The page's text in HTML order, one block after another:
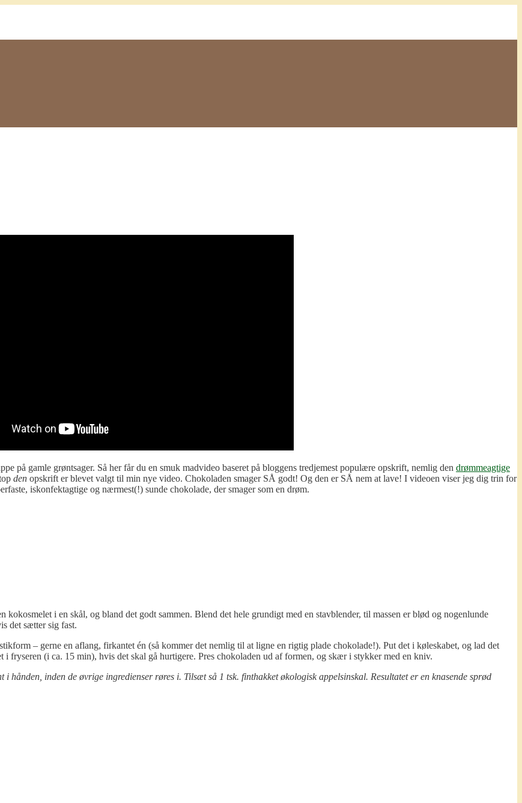
gamle grøntsager. Så her får du en smuk madvideo baseret på bloggens tredjemest populære opskrift, nemlig den drømmeagtige
den opskrift er blevet valgt til min nye video. Chokoladen smager SÅ godt! Og den er SÅ nem at lave! I videoen viser jeg dig trin for
iskonfektagtige og nærmest(!) sunde chokolade, der smager som en drøm.
kokosmelet i en skål, og bland det godt sammen. Blend det hele grundigt med en stavblender, til massen er blød og nogenlunde
det sætter sig fast.
– gerne en aflang, firkantet én (så kommer det nemlig til at ligne en rigtig plade chokolade!). Put det i køleskabet, og lad det
fryseren (i ca. 15 min), hvis det skal gå hurtigere. Pres chokoladen ud af formen, og skær i stykker med en kniv.
inden de øvrige ingredienser røres i. Tilsæt så 1 tsk. finthakket økologisk appelsinskal. Resultatet er en knasende sprød